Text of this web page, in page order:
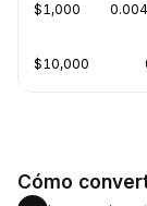
$1,000
$10,000
Cómo